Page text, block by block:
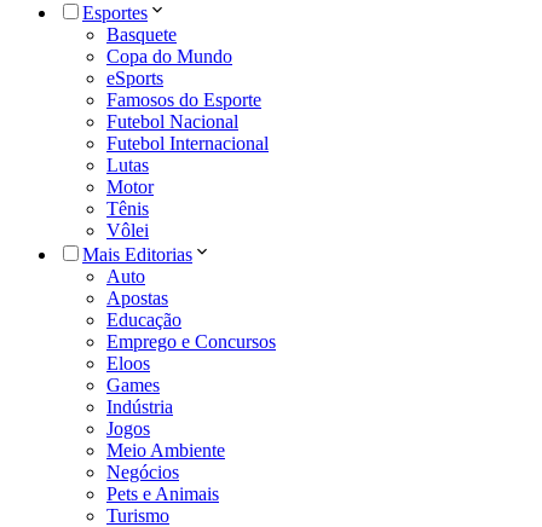
Esportes
Basquete
Copa do Mundo
eSports
Famosos do Esporte
Futebol Nacional
Futebol Internacional
Lutas
Motor
Tênis
Vôlei
Mais Editorias
Auto
Apostas
Educação
Emprego e Concursos
Eloos
Games
Indústria
Jogos
Meio Ambiente
Negócios
Pets e Animais
Turismo